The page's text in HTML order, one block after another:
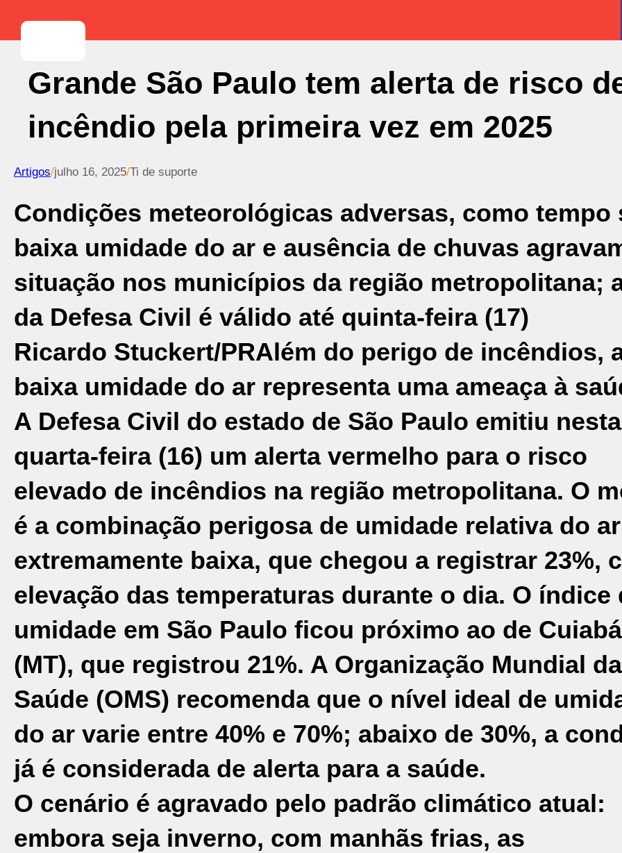
Grande São Paulo tem alerta de risco
incêndio pela primeira vez em 2025
Artigos/julho 16, 2025/Ti de suporte
Condições meteorológicas adversas, como tempo
baixa umidade do ar e ausência de chuvas
situação nos municípios da região metropolitana;
da Defesa Civil é válido até quinta-feira (17)
Ricardo Stuckert/PRAlém do perigo de incêndios,
baixa umidade do ar representa uma ameaça à
A Defesa Civil do estado de São Paulo emitiu nesta
quarta-feira (16) um alerta vermelho para o risco
elevado de incêndios na região metropolitana. O
é a combinação perigosa de umidade relativa do ar
extremamente baixa, que chegou a registrar 23%,
elevação das temperaturas durante o dia. O índice
umidade em São Paulo ficou próximo ao de Cuiabá
(MT), que registrou 21%. A Organização Mundial da
Saúde (OMS) recomenda que o nível ideal de
do ar varie entre 40% e 70%; abaixo de 30%, a
já é considerada de alerta para a saúde.
O cenário é agravado pelo padrão climático atual:
embora seja inverno, com manhãs frias, as